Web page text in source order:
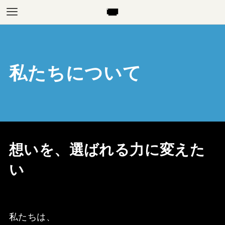
私たちについて
想いを、選ばれる力に変えた
い
私たちは、